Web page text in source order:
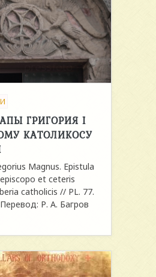
ГРИГОРИЯ I
КАТОЛИКОСУ
Magnus. Epistula
et ceteris
catholicis // PL. 77.
Р. А. Багров